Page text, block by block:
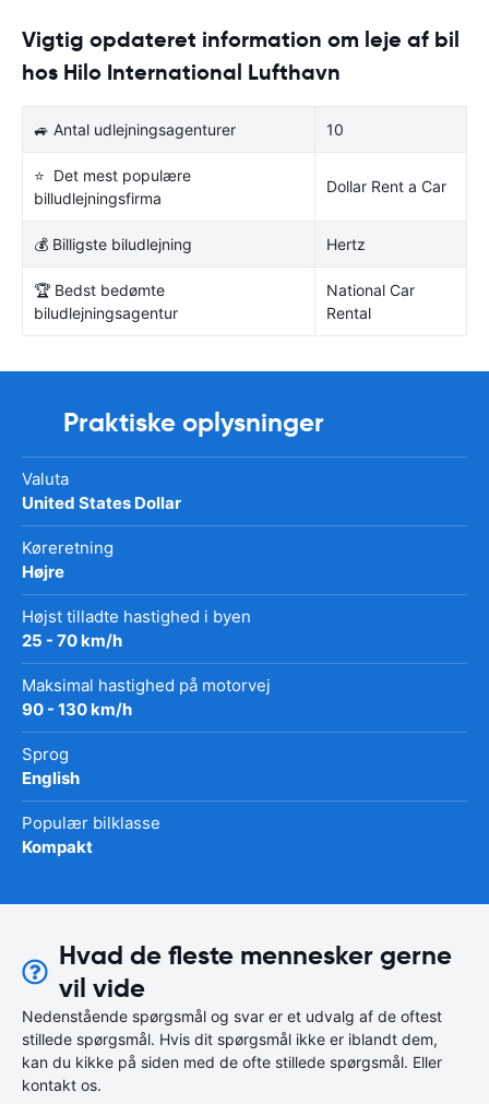
Vigtig opdateret information om leje af bil
hos Hilo International Lufthavn
🚙 Antal udlejningsagenturer 10
⭐ Det mest populære
billudlejningsfirma
Dollar Rent a Car
💰 Billigste biludlejning Hertz
🏆 Bedst bedømte
biludlejningsagentur
National Car
Rental
Praktiske oplysninger
Valuta
United States Dollar
Køreretning
Højre
Højst tilladte hastighed i byen
25 - 70 km/h
Maksimal hastighed på motorvej
90 - 130 km/h
Sprog
English
Populær bilklasse
Kompakt
Hvad de fleste mennesker gerne
vil vide
Nedenstående spørgsmål og svar er et udvalg af de oftest
stillede spørgsmål. Hvis dit spørgsmål ikke er iblandt dem,
kan du kikke på siden med de ofte stillede spørgsmål. Eller
kontakt os.